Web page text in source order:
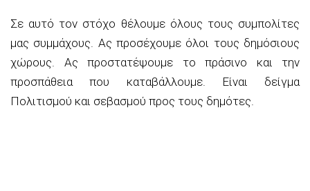
Σε αυτό τον στόχο θέλουμε όλους τους συμπολίτες
μας συμμάχους. Ας προσέχουμε όλοι τους δημόσιους
χώρους. Ας προστατέψουμε το πράσινο και την
προσπάθεια που καταβάλλουμε. Είναι δείγμα
Πολιτισμού και σεβασμού προς τους δημότες.